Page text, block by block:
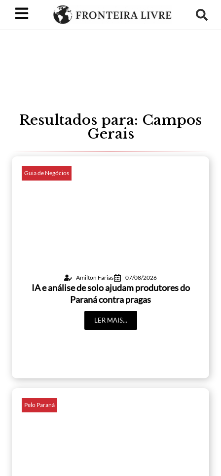
Resultados para: Campos
Gerais
Guia de Negócios
Amilton Farias 07/08/2026
IA e análise de solo ajudam produtores do
Paraná contra pragas
LER MAIS...
Pelo Paraná